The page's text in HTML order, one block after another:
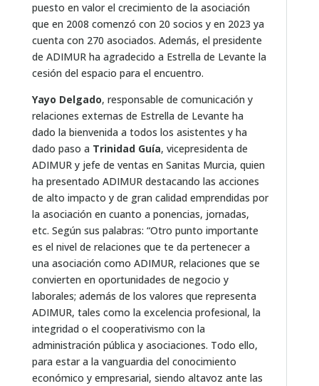
puesto en valor el crecimiento de la asociación
que en 2008 comenzó con 20 socios y en 2023 ya
cuenta con 270 asociados. Además, el presidente
de ADIMUR ha agradecido a Estrella de Levante la
cesión del espacio para el encuentro.
Yayo Delgado, responsable de comunicación y
relaciones externas de Estrella de Levante ha
dado la bienvenida a todos los asistentes y ha
dado paso a Trinidad Guía, vicepresidenta de
ADIMUR y jefe de ventas en Sanitas Murcia, quien
ha presentado ADIMUR destacando las acciones
de alto impacto y de gran calidad emprendidas por
la asociación en cuanto a ponencias, jornadas,
etc. Según sus palabras: “Otro punto importante
es el nivel de relaciones que te da pertenecer a
una asociación como ADIMUR, relaciones que se
convierten en oportunidades de negocio y
laborales; además de los valores que representa
ADIMUR, tales como la excelencia profesional, la
integridad o el cooperativismo con la
administración pública y asociaciones. Todo ello,
para estar a la vanguardia del conocimiento
económico y empresarial, siendo altavoz ante las